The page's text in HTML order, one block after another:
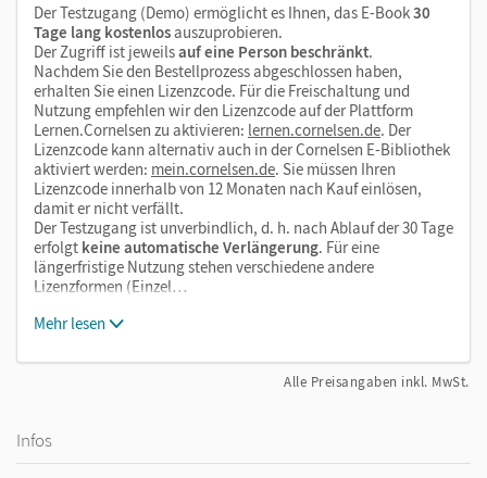
Der Testzugang (Demo) ermöglicht es Ihnen, das E-Book30
Tage lang kostenlosauszuprobieren.
Der Zugriff ist jeweilsauf eine Person beschränkt.
Nachdem Sie den Bestellprozess abgeschlossen haben,
erhalten Sie einen Lizenzcode. Für die Freischaltung und
Nutzung empfehlen wir den Lizenzcode auf der Plattform
Lernen.Cornelsen zu aktivieren: lernen.cornelsen.de. Der
Lizenzcode kann alternativ auch in der Cornelsen E-Bibliothek
aktiviert werden: mein.cornelsen.de. Sie müssen Ihren
Lizenzcode innerhalb von 12 Monaten nach Kauf einlösen,
damit er nicht verfällt.
Der Testzugang ist unverbindlich, d. h. nach Ablauf der 30 Tage
erfolgt keine automatische Verlängerung. Für eine
längerfristige Nutzung stehen verschiedene andere
Lizenzformen (Einzel…
Mehr lesen
Alle Preisangaben inkl. MwSt.
Infos